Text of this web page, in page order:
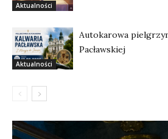
Aktualności
Aktualności
Autokarowa
Pacławskiej